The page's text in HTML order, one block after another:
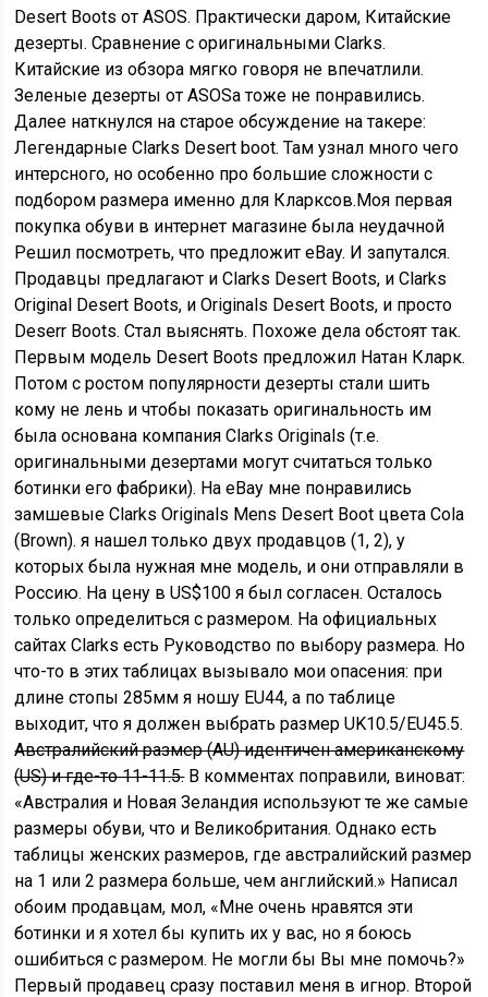
Desert Boots от ASOS. Практически даром, Китайские
дезерты. Сравнение с оригинальными Clarks.
Китайские из обзора мягко говоря не впечатлили.
Зеленые дезерты от ASOSа тоже не понравились.
Далее наткнулся на старое обсуждение на такере:
Легендарные Clarks Desert boot. Там узнал много чего
интерсного, но особенно про большие сложности с
подбором размера именно для Кларксов.Моя первая
покупка обуви в интернет магазине была неудачной
Решил посмотреть, что предложит eBay. И запутался.
Продавцы предлагают и Clarks Desert Boots, и Clarks
Original Desert Boots, и Originals Desert Boots, и просто
Deserr Boots. Стал выяснять. Похоже дела обстоят так.
Первым модель Desert Boots предложил Натан Кларк.
Потом с ростом популярности дезерты стали шить
кому не лень и чтобы показать оригинальность им
была основана компания Clarks Originals (т.е.
оригинальными дезертами могут считаться только
ботинки его фабрики). На eBay мне понравились
замшевые Clarks Originals Mens Desert Boot цвета Cola
(Brown). я нашел только двух продавцов (1, 2), у
которых была нужная мне модель, и они отправляли в
Россию. На цену в US$100 я был согласен. Осталось
только определиться с размером. На официальных
сайтах Clarks есть Руководство по выбору размера. Но
что-то в этих таблицах вызывало мои опасения: при
длине стопы 285мм я ношу EU44, а по таблице
выходит, что я должен выбрать размер UK10.5/EU45.5.
Австралийский размер (AU) идентичен американскому
(US) и где-то 11-11.5.В комментах поправили, виноват:
«Австралия и Новая Зеландия используют те же самые
размеры обуви, что и Великобритания. Однако есть
таблицы женских размеров, где австралийский размер
на 1 или 2 размера больше, чем английский.» Написал
обоим продавцам, мол, «Мне очень нравятся эти
ботинки и я хотел бы купить их у вас, но я боюсь
ошибиться с размером. Не могли бы Вы мне помочь?»
Первый продавец сразу поставил меня в игнор. Второй